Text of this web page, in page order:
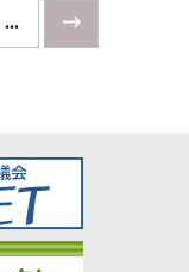
... →